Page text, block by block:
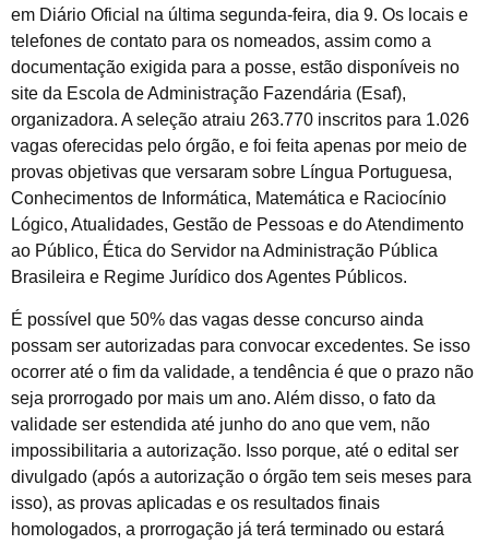
em Diário Oficial na última segunda-feira, dia 9. Os locais e
telefones de contato para os nomeados, assim como a
documentação exigida para a posse, estão disponíveis no
site da Escola de Administração Fazendária (Esaf),
organizadora. A seleção atraiu 263.770 inscritos para 1.026
vagas oferecidas pelo órgão, e foi feita apenas por meio de
provas objetivas que versaram sobre Língua Portuguesa,
Conhecimentos de Informática, Matemática e Raciocínio
Lógico, Atualidades, Gestão de Pessoas e do Atendimento
ao Público, Ética do Servidor na Administração Pública
Brasileira e Regime Jurídico dos Agentes Públicos.
É possível que 50% das vagas desse concurso ainda
possam ser autorizadas para convocar excedentes. Se isso
ocorrer até o fim da validade, a tendência é que o prazo não
seja prorrogado por mais um ano. Além disso, o fato da
validade ser estendida até junho do ano que vem, não
impossibilitaria a autorização. Isso porque, até o edital ser
divulgado (após a autorização o órgão tem seis meses para
isso), as provas aplicadas e os resultados finais
homologados, a prorrogação já terá terminado ou estará